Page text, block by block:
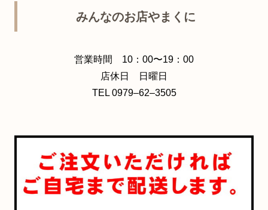
みんなのお店やまくに
営業時間 10：00〜19：00
店休日 日曜日
TEL 0979–62–3505